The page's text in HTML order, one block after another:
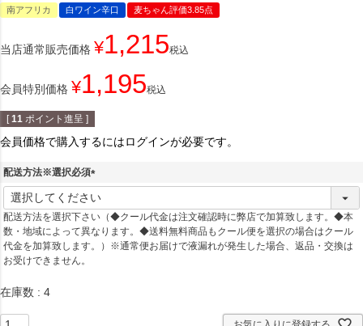
南アフリカ 白ワイン辛口 麦ちゃん評価3.85点
当店通常販売価格 ¥1,215税込
会員特別価格 ¥1,195税込
[ 11 ポイント進呈 ]
会員価格で購入するにはログインが必要です。
配送方法※選択必須
(
必
須
)
配送方法を選択下さい（◆クール代金は注文確認時に弊店で加算致します。◆本
数・地域によって異なります。◆送料無料商品もクール便を選択の場合はクール
代金を加算致します。）※通常便お届けで液漏れが発生した場合、返品・交換は
お受けできません。
在庫数 4